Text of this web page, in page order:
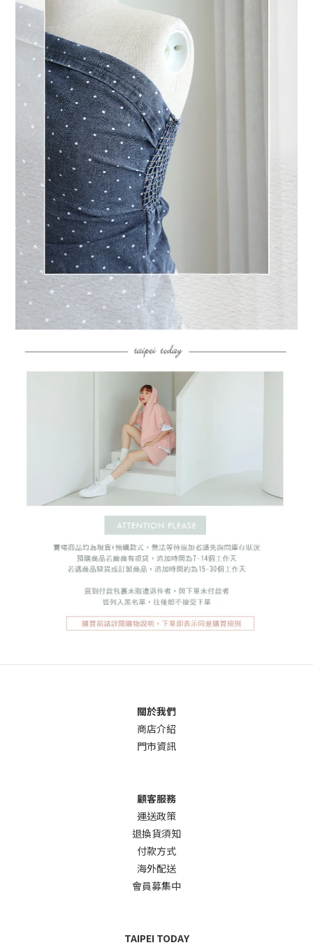
關於我們
商店介紹
門市資訊
顧客服務
運送政策
退換貨須知
付款方式
海外配送
會員募集中
TAIPEI TODAY